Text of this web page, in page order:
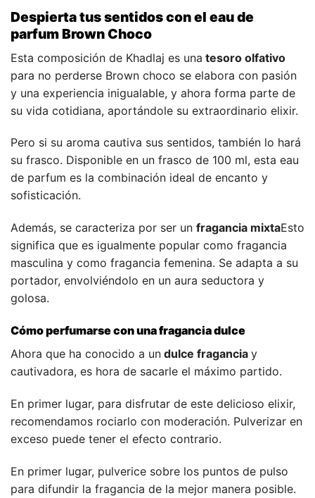
Despierta tus sentidos con el eau de
parfum Brown Choco
Esta composición de Khadlaj es una tesoro olfativo
para no perderse Brown choco se elabora con pasión
y una experiencia inigualable, y ahora forma parte de
su vida cotidiana, aportándole su extraordinario elixir.
Pero si su aroma cautiva sus sentidos, también lo hará
su frasco. Disponible en un frasco de 100 ml, esta eau
de parfum es la combinación ideal de encanto y
sofisticación.
Además, se caracteriza por ser un fragancia mixtaEsto
significa que es igualmente popular como fragancia
masculina y como fragancia femenina. Se adapta a su
portador, envolviéndolo en un aura seductora y
golosa.
Cómo perfumarse con una fragancia dulce
Ahora que ha conocido a un dulce fragancia y
cautivadora, es hora de sacarle el máximo partido.
En primer lugar, para disfrutar de este delicioso elixir,
recomendamos rociarlo con moderación. Pulverizar en
exceso puede tener el efecto contrario.
En primer lugar, pulverice sobre los puntos de pulso
para difundir la fragancia de la mejor manera posible.